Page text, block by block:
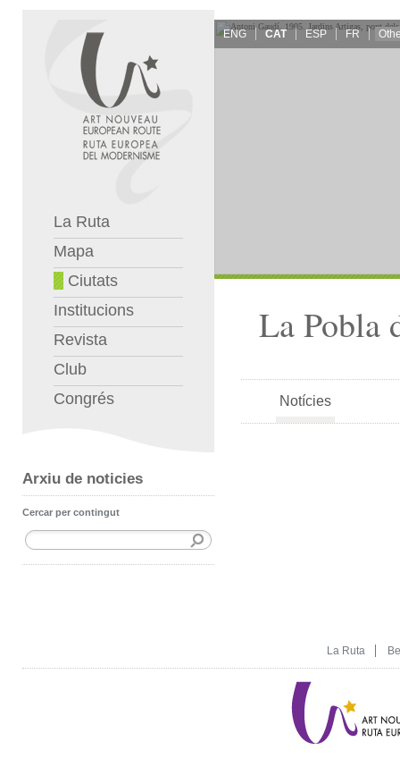
La Ruta
Mapa
Ciutats
Institucions
Revista
Club
Congrés
Arxiu de noticies
Cercar per contingut
ENG CAT ESP FR
La Pobla
Notícies
La Ruta